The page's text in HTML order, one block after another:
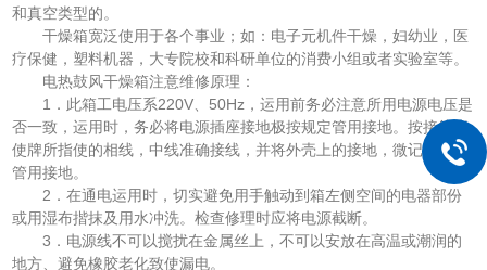
和真空类型的。
干燥箱宽泛使用于各个事业；如：电子元机件干燥，妇幼业，医
疗保健，塑料机器，大专院校和科研单位的消费小组或者实验室等。
电热鼓风干燥箱注意维修原理：
1．此箱工电压系220V、50Hz，运用前务必注意所用电源电压是
否一致，运用时，务必将电源插座接地极按规定管用接地。按接线指
使牌所指使的相线，中线准确接线，并将外壳上的接地，微记按规定
管用接地。
2．在通电运用时，切实避免用手触动到箱左侧空间的电器部份
或用湿布揩抹及用水冲洗。检查修理时应将电源截断。
3．电源线不可以搅扰在金属丝上，不可以安放在高温或潮润的
地方、避免橡胶老化致使漏电。